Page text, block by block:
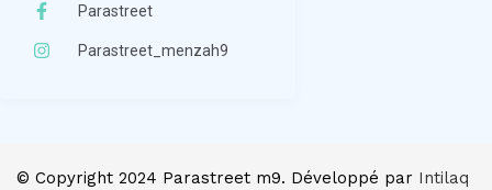
Parastreet
Parastreet_menzah9
© Copyright 2024 Parastreet m9. Développé par Intilaq